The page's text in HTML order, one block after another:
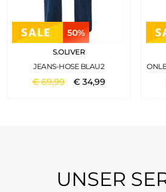
50%
S.OLIVER
JEANS-HOSE BLAU2
€69,99 €34,99
UNSER